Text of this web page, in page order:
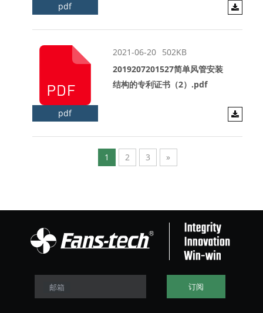
pdf
pdf
2021-06-20 502KB
2019207201527简单风管安装
结构的专利证书（2）.pdf
1 2 3 »
邮箱 订阅